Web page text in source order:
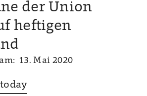
der Union
heftigen
13. Mai 2020